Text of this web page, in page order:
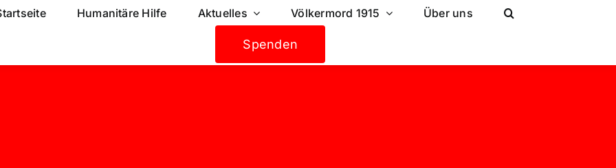
Humanitäre Hilfe Aktuelles Völkermord 1915 Über uns
Spenden